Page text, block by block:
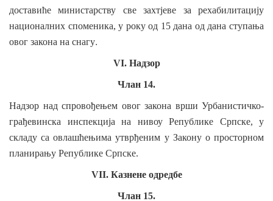
доставиће министарству
све захтјеве за рехабилитацију
националних споменика, у року од 15 дана од дана ступања
овог закона на снагу.
VI. Надзор
Члан 14.
Надзор над спровођењем овог закона врши Урбанистичко-
грађевинска инспекција на нивоу Републике Српске, у
складу са овлашћењима утврђеним у Закону о просторном
планирању Републике Српске.
VII. Казнене одредбе
Члан 15.